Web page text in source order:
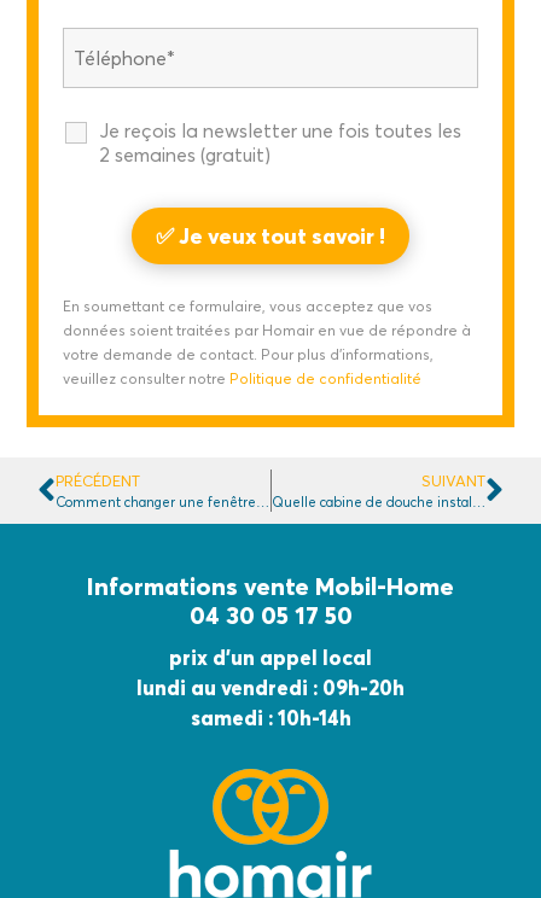
Je reçois la newsletter une fois toutes les
2 semaines (gratuit)
En soumettant ce formulaire, vous acceptez que vos
données soient traitées par Homair en vue de répondre à
votre demande de contact. Pour plus d'informations,
veuillez consulter notre Politique de confidentialité
PRÉCÉDENT
Comment changer une fenêtre de mobil-home ?
SUIVANT
Quelle cabine de douche installer dans un mobil-home ?
Informations vente Mobil-Home
04 30 05 17 50
prix d’un appel local
lundi au vendredi : 09h-20h
samedi : 10h-14h